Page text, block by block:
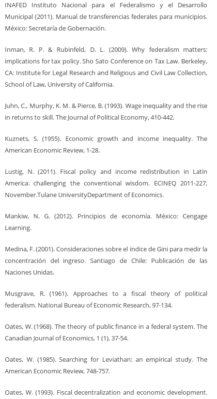
INAFED Instituto Nacional para el Federalismo y el Desarrollo
Municipal (2011). Manual de transferencias federales para municipios.
México: Secretaría de Gobernación.
Inman, R. P. & Rubinfeld, D. L. (2009). Why federalism matters:
implications for tax policy. Sho Sato Conference on Tax Law. Berkeley,
CA: Institute for Legal Research and Religious and Civil Law Collection,
School of Law, University of California.
Juhn, C., Murphy, K. M. & Pierce, B. (1993). Wage inequality and the rise
in returns to skill. The Journal of Political Economy, 410-442.
Kuznets, S. (1955). Economic growth and income inequality. The
American Economic Review, 1-28.
Lustig, N. (2011). Fiscal policy and income redistribution in Latin
America: challenging the conventional wisdom. ECINEQ 2011-227,
November.Tulane UniversityDepartment of Economics.
Mankiw, N. G. (2012). Principios de economía. México: Cengage
Learning.
Medina, F. (2001). Consideraciones sobre el índice de Gini para medir la
concentración del ingreso. Santiago de Chile: Publicación de las
Naciones Unidas.
Musgrave, R. (1961). Approaches to a fiscal theory of political
federalism. National Bureau of Economic Research, 97-134.
Oates, W. (1968). The theory of public finance in a federal system. The
Canadian Journal of Economics, 1 (1), 37-54.
Oates, W. (1985). Searching for Leviathan: an empirical study. The
American Economic Review, 748-757.
Oates, W. (1993). Fiscal decentralization and economic development.